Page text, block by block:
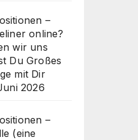
–
online?
wir uns
Du Großes
mit Dir
2026
–
(eine